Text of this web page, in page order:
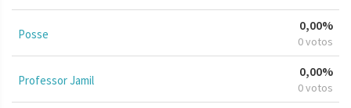
Posse
0,00%
0 votos
Professor Jamil
0,00%
0 votos